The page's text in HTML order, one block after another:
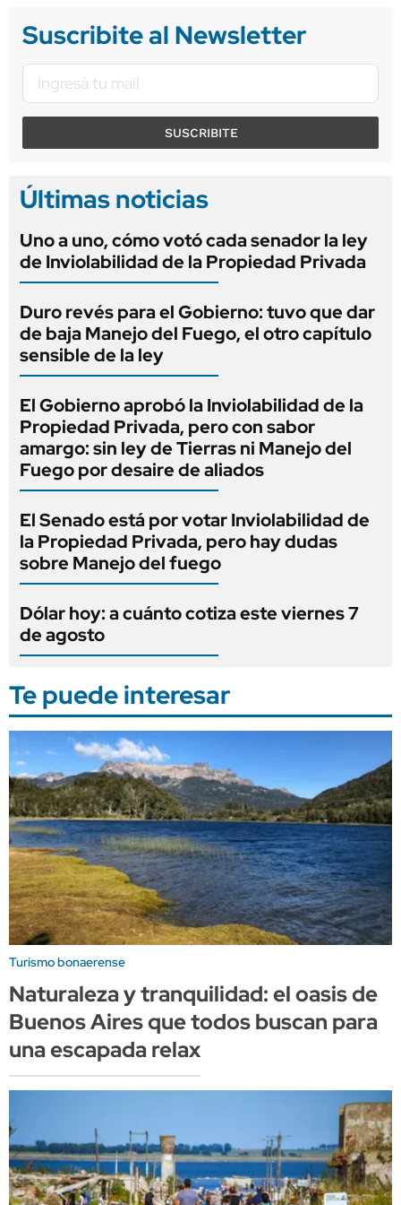
Suscribite al Newsletter
SUSCRIBITE
Últimas noticias
Uno a uno, cómo votó cada senador la ley
de Inviolabilidad de la Propiedad Privada
Duro revés para el Gobierno: tuvo que dar
de baja Manejo del Fuego, el otro capítulo
sensible de la ley
El Gobierno aprobó la Inviolabilidad de la
Propiedad Privada, pero con sabor
amargo: sin ley de Tierras ni Manejo del
Fuego por desaire de aliados
El Senado está por votar Inviolabilidad de
la Propiedad Privada, pero hay dudas
sobre Manejo del fuego
Dólar hoy: a cuánto cotiza este viernes 7
de agosto
Te puede interesar
Turismo bonaerense
Naturaleza y tranquilidad: el oasis de
Buenos Aires que todos buscan para
una escapada relax